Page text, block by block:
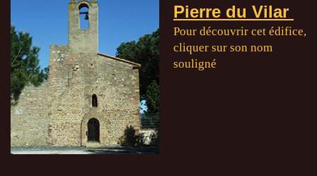
Pierre du Vilar
Pour découvrir cet édifice,
cliquer sur son nom
souligné